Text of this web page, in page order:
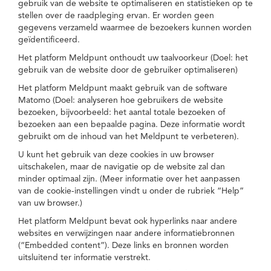
gebruik van de website te optimaliseren en statistieken op te
stellen over de raadpleging ervan. Er worden geen
gegevens verzameld waarmee de bezoekers kunnen worden
geïdentificeerd.
Het platform Meldpunt onthoudt uw taalvoorkeur (Doel: het
gebruik van de website door de gebruiker optimaliseren)
Het platform Meldpunt maakt gebruik van de software
Matomo (Doel: analyseren hoe gebruikers de website
bezoeken, bijvoorbeeld: het aantal totale bezoeken of
bezoeken aan een bepaalde pagina. Deze informatie wordt
gebruikt om de inhoud van het Meldpunt te verbeteren).
U kunt het gebruik van deze cookies in uw browser
uitschakelen, maar de navigatie op de website zal dan
minder optimaal zijn. (Meer informatie over het aanpassen
van de cookie-instellingen vindt u onder de rubriek “Help”
van uw browser.)
Het platform Meldpunt bevat ook hyperlinks naar andere
websites en verwijzingen naar andere informatiebronnen
(“Embedded content”). Deze links en bronnen worden
uitsluitend ter informatie verstrekt.